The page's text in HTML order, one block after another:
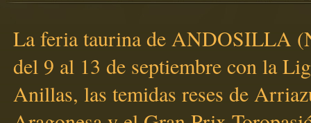
La feria taurina de ANDOSILLA
del 9 al 13 de septiembre con la
Anillas, las temidas reses de